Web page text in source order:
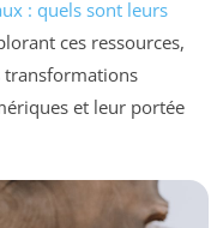
: quels sont leurs
ces ressources,
transformations
et leur portée